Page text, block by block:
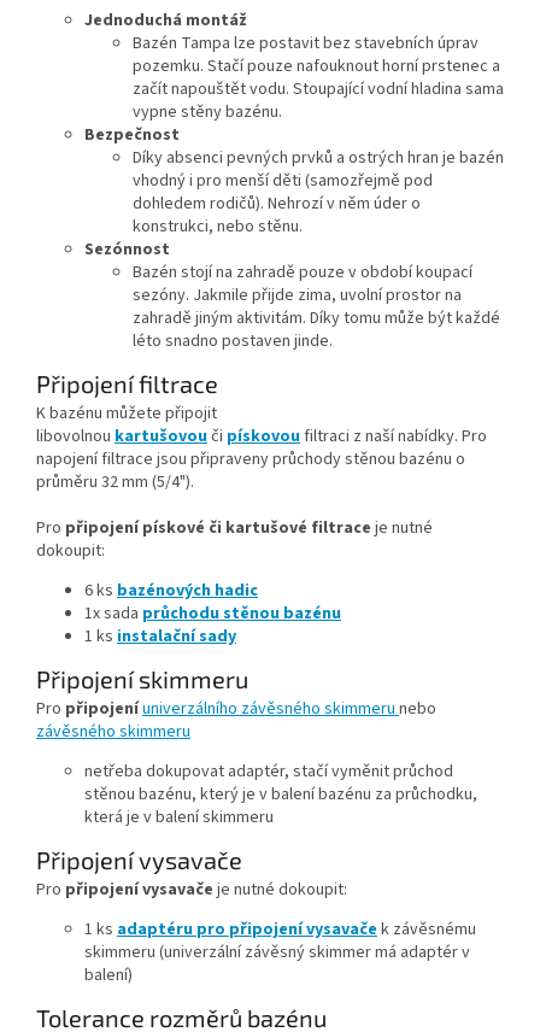
Jednoduchá montáž
Bazén Tampa lze postavit bez stavebních úprav
pozemku. Stačí pouze nafouknout horní prstenec a
začít napouštět vodu. Stoupající vodní hladina sama
vypne stěny bazénu.
Bezpečnost
Díky absenci pevných prvků a ostrých hran je bazén
vhodný i pro menší děti (samozřejmě pod
dohledem rodičů). Nehrozí v něm úder o
konstrukci, nebo stěnu.
Sezónnost
Bazén stojí na zahradě pouze v období koupací
sezóny. Jakmile přijde zima, uvolní prostor na
zahradě jiným aktivitám. Díky tomu může být každé
léto snadno postaven jinde.
Připojení filtrace
K bazénu můžete připojit
libovolnou kartušovouči pískovoufiltraci z naší nabídky. Pro
napojení filtrace jsou připraveny průchody stěnou bazénu o
průměru 32 mm (5/4").
Pro připojení pískové či kartušové filtrace je nutné
dokoupit:
6 ks bazénových hadic
1x sada průchodu stěnou bazénu
1 ks instalační sady
Připojení skimmeru
Pro připojeníuniverzálního závěsného skimmeru nebo
závěsného skimmeru
netřeba dokupovat adaptér, stačí vyměnit průchod
stěnou bazénu, který je v balení bazénu za průchodku,
která je v balení skimmeru
Připojení vysavače
Pro připojení vysavače je nutné dokoupit:
1 ks adaptéru pro připojení vysavače k závěsnému
skimmeru (univerzální závěsný skimmer má adaptér v
balení)
Tolerance rozměrů bazénu